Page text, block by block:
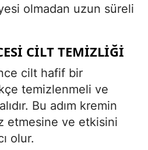
olmadan uzun süreli
CILT TEMIZLIĞI
cilt hafif bir
temizlenmeli ve
Bu adım kremin
etmesine ve etkisini
olur.